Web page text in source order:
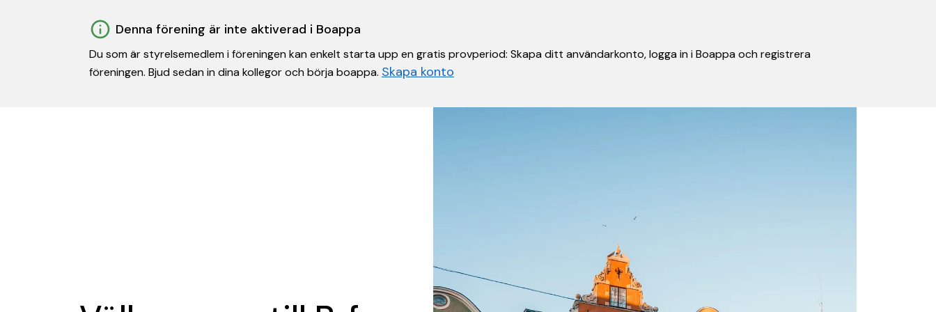
Denna förening är inte aktiverad i Boappa
Du som är styrelsemedlem i föreningen kan enkelt starta upp en gratis provperiod: Skapa ditt användarkonto, logga in i Boappa och registrera
föreningen. Bjud sedan in dina kollegor och börja boappa. Skapa konto